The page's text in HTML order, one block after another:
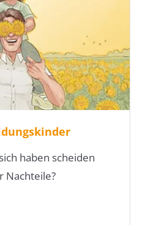
haben scheiden
Nachteile?